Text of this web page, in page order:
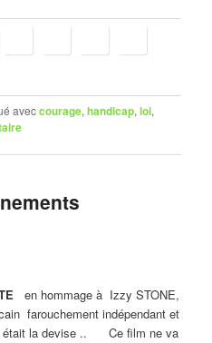
aveccourage,handicap,loi,
en hommage à Izzy STONE,
farouchement indépendant et
était la devise .. Ce film ne va